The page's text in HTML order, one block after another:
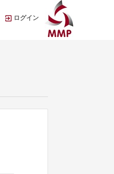
ログイン